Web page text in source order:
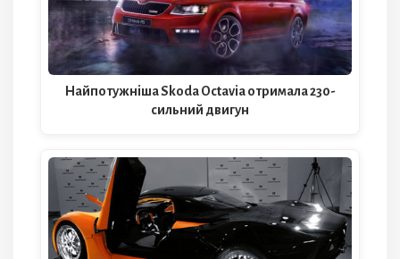
Найпотужніша Skoda Octavia отримала 230-
сильний двигун